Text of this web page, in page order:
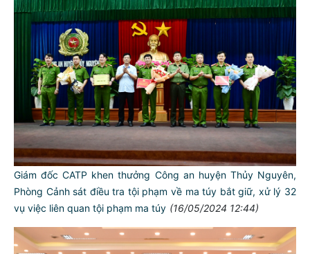
Giám đốc CATP khen thưởng Công an huyện Thủy Nguyên,
Phòng Cảnh sát điều tra tội phạm về ma túy bắt giữ, xử lý 32
vụ việc liên quan tội phạm ma túy (16/05/2024 12:44)